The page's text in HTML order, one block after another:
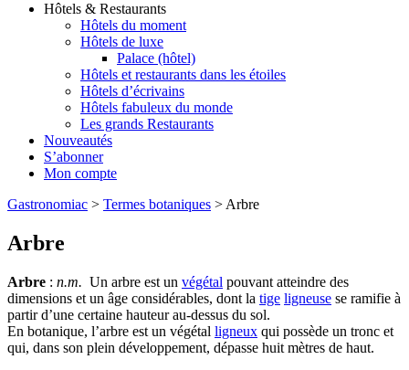
Hôtels & Restaurants
Hôtels du moment
Hôtels de luxe
Palace (hôtel)
Hôtels et restaurants dans les étoiles
Hôtels d’écrivains
Hôtels fabuleux du monde
Les grands Restaurants
Nouveautés
S’abonner
Mon compte
Gastronomiac > Termes botaniques > Arbre
Arbre
Arbre : n.m. Un arbre est un végétal pouvant atteindre des
dimensions et un âge considérables, dont la tige ligneuse se ramifie à
partir d’une certaine hauteur au-dessus du sol.
En botanique, l’arbre est un végétal ligneux qui possède un tronc et
qui, dans son plein développement, dépasse huit mètres de haut.